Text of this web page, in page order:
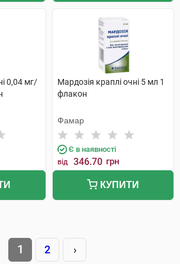
0,04 мг/
Мардозія краплі очні 5 мл 1
флакон
Фамар
Є в наявності
від 346.70 грн
КУПИТИ
1 2 ›